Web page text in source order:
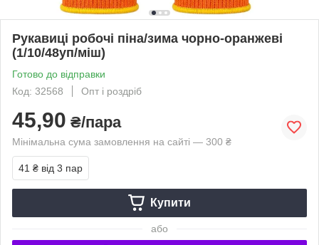
Рукавиці робочі піна/зима чорно-оранжеві
(1/10/48уп/міш)
Готово до відправки
Код: 32568
Опт і роздріб
45,90 ₴/пара
Мінімальна сума замовлення на сайті — 300 ₴
41 ₴ від 3 пар
Купити
або